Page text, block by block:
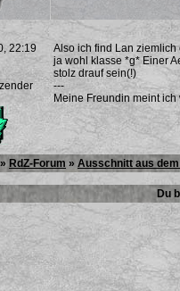
22:19
Also ich find Lan
ja wohl klasse *g* Einer
stolz drauf sein(!)
---
Meine Freundin meint ich
RdZ-Forum » Ausschnitt aus dem
Du